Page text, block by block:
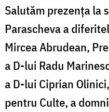
Salutăm prezența la
Parascheva a
Mircea Abrudean,
a D-lui Radu
a D-lui Ciprian
pentru Culte, a